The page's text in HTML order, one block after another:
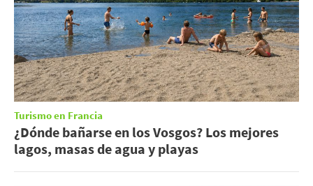
Turismo en Francia
¿Dónde bañarse en los Vosgos? Los mejores
lagos, masas de agua y playas